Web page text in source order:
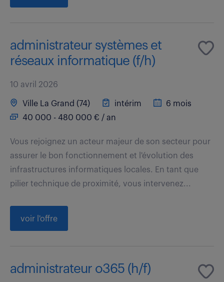
administrateur systèmes et
réseaux informatique (f/h)
10 avril 2026
Ville La Grand (74) intérim
6 mois
40 000 - 480 000 € / an
Vous rejoignez un acteur majeur de son secteur pour
assurer le bon fonctionnement et l'évolution des
infrastructures informatiques locales. En tant que
pilier technique de proximité, vous intervenez...
voir l'offre
administrateur o365 (h/f)